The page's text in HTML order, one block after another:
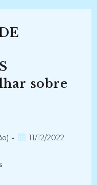
sobre
Post11/12/2022